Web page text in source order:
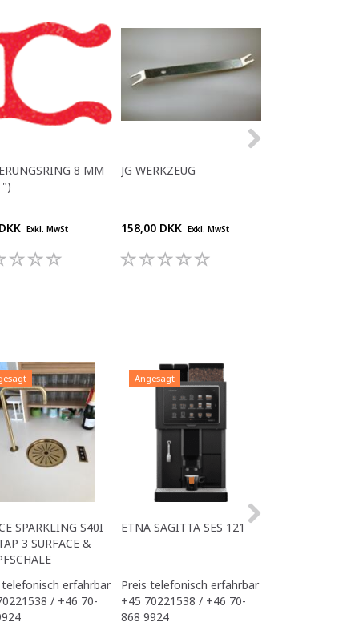
8 MM
Exkl. MwSt
JG WERKZEUG
158,00 DKK Exkl. MwSt
SPARKLING S40I
3 SURFACE &
telefonisch erfahrbar
/ +46 70-
Angesagt
ETNA SAGITTA SES 121
Preis telefonisch erfahrbar
+45 70221538 / +46 70-
868 9924